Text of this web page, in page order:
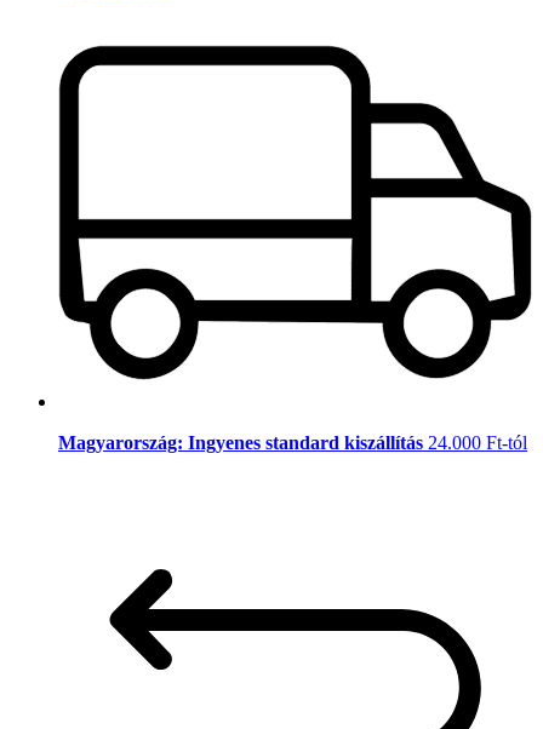
Magyarország: Ingyenes standard kiszállítás 24.000 Ft-tól